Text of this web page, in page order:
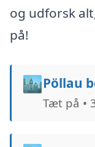
og udforsk
på!
🏙️Pöllau
Tæt på •